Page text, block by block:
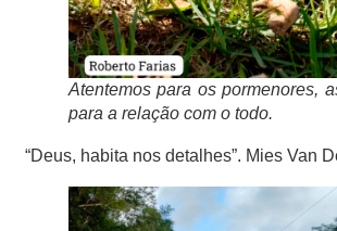
Atentemos para os pormenores,
para a relação com o todo.
“Deus, habita nos detalhes”. Mies Van